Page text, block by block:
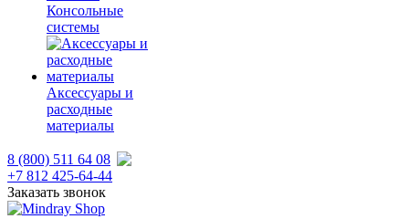
Консольные
системы
Аксессуары и
расходные
материалы
8 (800) 511 64 08
+7 812 425-64-44
Заказать звонок